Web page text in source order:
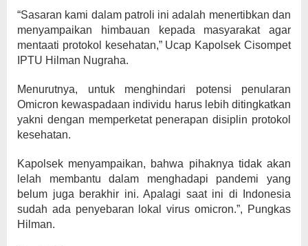
“Sasaran kami dalam patroli ini adalah menertibkan dan
menyampaikan himbauan kepada masyarakat agar
mentaati protokol kesehatan,” Ucap Kapolsek Cisompet
IPTU Hilman Nugraha.
Menurutnya, untuk menghindari potensi penularan
Omicron kewaspadaan individu harus lebih ditingkatkan
yakni dengan memperketat penerapan disiplin protokol
kesehatan.
Kapolsek menyampaikan, bahwa pihaknya tidak akan
lelah membantu dalam menghadapi pandemi yang
belum juga berakhir ini. Apalagi saat ini di Indonesia
sudah ada penyebaran lokal virus omicron.”, Pungkas
Hilman.